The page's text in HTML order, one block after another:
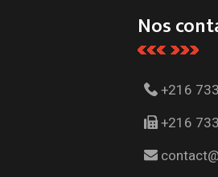
Nos
+216
+216